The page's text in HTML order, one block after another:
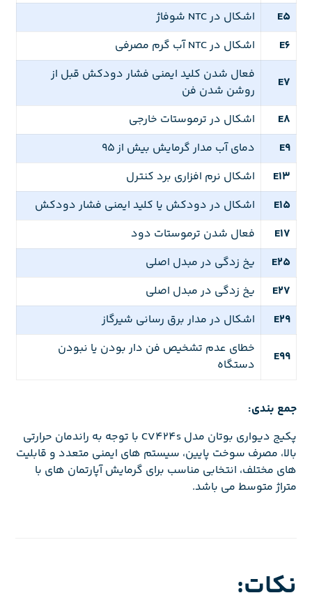
E5
اشکال در NTC شوفاژ
E6
اشکال در NTC آب گرم مصرفی
E7
فعال شدن کلید ایمنی فشار دودکش قبل از
روشن شدن فن
E8
اشکال در ترموستات خارجی
E9
دمای آب مدار گرمایش بیش از ۹۵
E13
اشکال نرم افزاری برد کنترل
E15
اشکال در دودکش یا کلید ایمنی فشار دودکش
E17
فعال شدن ترموستات دود
E25
یخ زدگی در مبدل اصلی
E27
یخ زدگی در مبدل اصلی
E29
اشکال در مدار برق رسانی شیرگاز
E99
خطای عدم تشخیص فن دار بودن یا نبودن
دستگاه
جمع بندی:
پکیج دیواری بوتان مدل CV424s با توجه به راندمان حرارتی
بالا، مصرف سوخت پایین، سیستم های ایمنی متعدد و قابلیت
های مختلف، انتخابی مناسب برای گرمایش آپارتمان های با
متراژ متوسط می باشد.
نکات: